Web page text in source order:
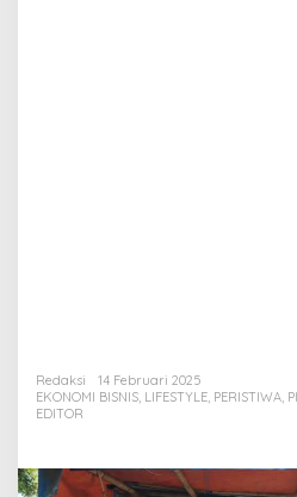
Redaksi
14 Februari 2025
EKONOMI BISNIS, LIFESTYLE, PERISTIWA,
EDITOR